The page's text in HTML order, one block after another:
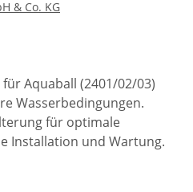
& Co. KG
für Aquaball (2401/02/03)
Wasserbedingungen.
für optimale
Installation und Wartung.